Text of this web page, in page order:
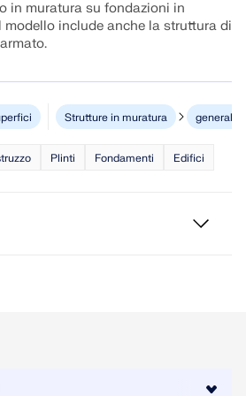
galleria del vento digitale
L'ASSISTENZA
tua carriera a nuovi livelli.
in muratura su fondazioni in
modello include anche la struttura di
Strutture in muratura generale
Plinti Fondamenti Edifici